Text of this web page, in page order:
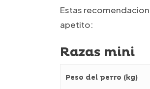
Estas
apetito:
Razas mini
Peso del perro (kg)